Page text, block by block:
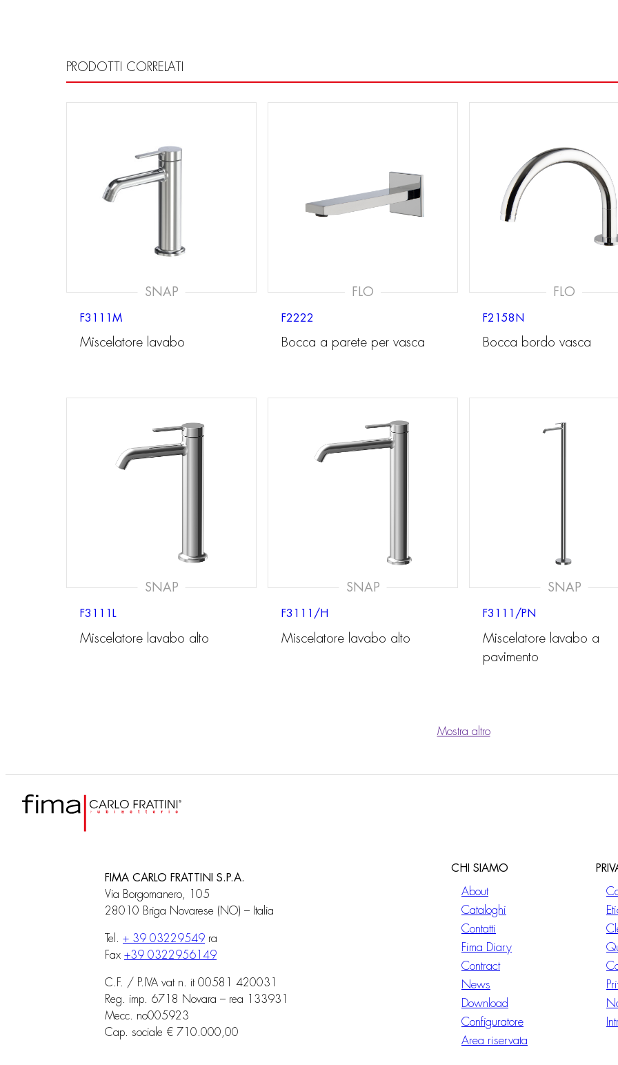
PRODOTTI CORRELATI
SNAP
F3111M
Miscelatore lavabo
FLO
F2222
Bocca a parete per vasca
FLO
F2158N
Bocca bordo vasca
SNAP
F3111L
Miscelatore lavabo alto
SNAP
F3111/H
Miscelatore lavabo alto
SNAP
F3111/PN
Miscelatore lavabo a
pavimento
Mostra altro
FIMA CARLO FRATTINI S.P.A.
Via Borgomanero, 105
28010 Briga Novarese (NO) – Italia
Tel. + 39 03229549 ra
Fax +39 0322956149
C.F. / P.IVA vat n. it 00581 420031
Reg. imp. 6718 Novara – rea 133931
Mecc. no005923
Cap. sociale € 710.000,00
CHI SIAMO
About
Cataloghi
Contatti
Fima Diary
Contract
News
Download
Configuratore
Area riservata